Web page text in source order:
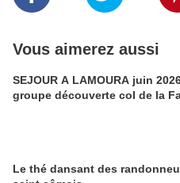
Vous aimerez aussi
SEJOUR A LAMOURA juin 2026
groupe découverte col de la
Le thé dansant des